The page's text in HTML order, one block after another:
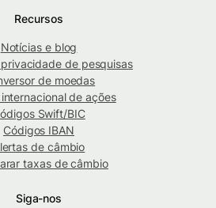
Recursos
Notícias e blog
de pesquisas
de moedas
de ações
Swift/BIC
Códigos IBAN
de câmbio
taxas de câmbio
Siga-nos